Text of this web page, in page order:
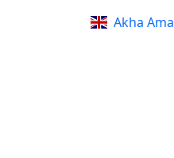
Akha Ama